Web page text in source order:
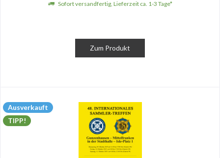
Sofort versandfertig, Lieferzeit ca. 1-3 Tage*
Zum Produkt
Ausverkauft
TIPP!